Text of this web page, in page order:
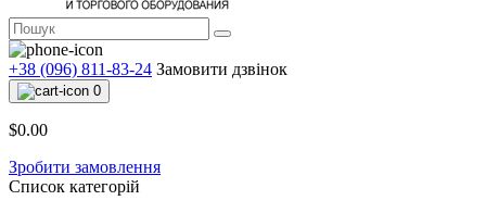
+38 (096) 811-83-24 Замовити дзвінок
0
$0.00
Зробити замовлення
Список категорій